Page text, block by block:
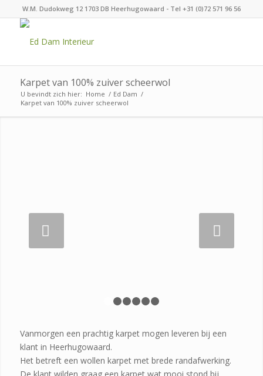
W.M. Dudokweg 12 1703 DB Heerhugowaard - Tel +31 (0)72 571 96 56
Karpet van 100% zuiver scheerwol
U bevindt zich hier: Home / Ed Dam /
Karpet van 100% zuiver scheerwol
Vanmorgen een prachtig karpet mogen leveren bij een
klant in Heerhugowaard.
Het betreft een wollen karpet met brede randafwerking.